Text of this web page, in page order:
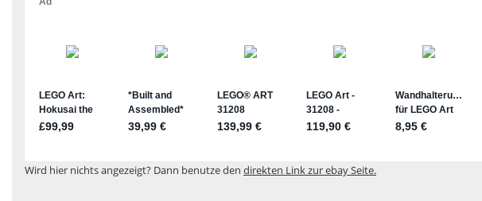
Wird hier nichts angezeigt? Dann benutze den direkten Link zur ebay Seite.